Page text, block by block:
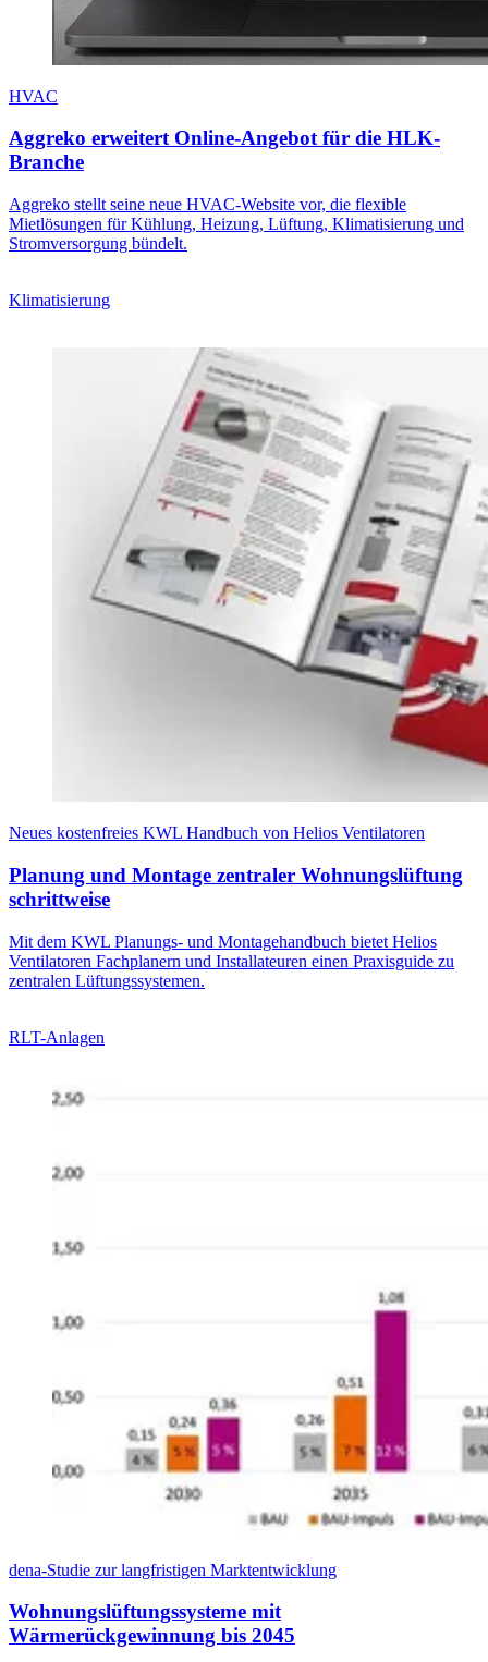
HVAC
Aggreko erweitert Online-Angebot für die HLK-
Branche
Aggreko stellt seine neue HVAC-Website vor, die flexible
Mietlösungen für Kühlung, Heizung, Lüftung, Klimatisierung und
Stromversorgung bündelt.
Klimatisierung
Neues kostenfreies KWL Handbuch von Helios Ventilatoren
Planung und Montage zentraler Wohnungslüftung
schrittweise
Mit dem KWL Planungs- und Montagehandbuch bietet Helios
Ventilatoren Fachplanern und Installateuren einen Praxisguide zu
zentralen Lüftungssystemen.
RLT-Anlagen
dena-Studie zur langfristigen Marktentwicklung
Wohnungslüftungssysteme mit
Wärmerückgewinnung bis 2045